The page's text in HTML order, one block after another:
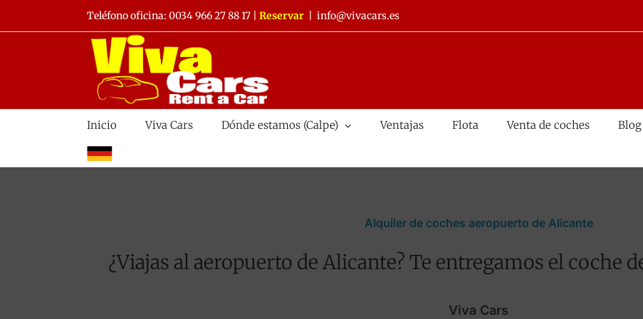
al
Teléfono oficina: 0034 966 27 88 17 Reservar info@vivacars.es
Inicio Viva Cars Dónde estamos (Calpe) Ventajas Flota Venta de coches Blog
alemán
Alquiler de coches aeropuerto de Alicante
¿Viajas al aeropuerto de Alicante? Te entregamos el coche
Viva Cars